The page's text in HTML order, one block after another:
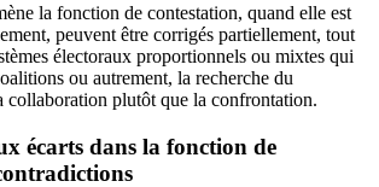
la fonction de contestation, quand elle est
peuvent être corrigés partiellement, tout
électoraux proportionnels ou mixtes qui
ou autrement, la recherche du
collaboration plutôt que la confrontation.
écarts dans la fonction de